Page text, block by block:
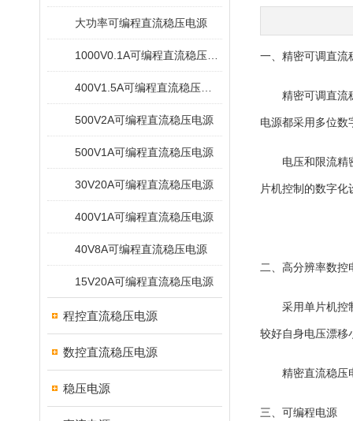
大功率可编程直流稳压电源
500V2A可编程直流稳压电源
500V1A可编程直流稳压电源
30V20A可编程直流稳压电源
400V1A可编程直流稳压电源
40V8A可编程直流稳压电源
15V20A可编程直流稳压电源
程控直流稳压电源
数控直流稳压电源
稳压电源
一、精密可调直流
精密可调直流稳
电源都采用多位数
电压和限流精密
片机控制的数字化
二、高分辨率数控
采用单片机控制
较好自身电压漂移
精密直流稳压电
三、可编程电源